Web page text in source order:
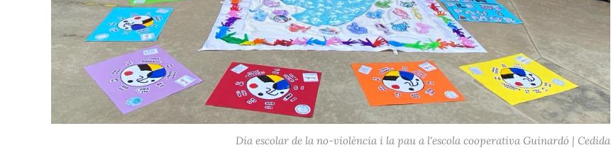
Dia escolar de la no-violència i la pau a l'escola cooperativa Guinardó | Cedida